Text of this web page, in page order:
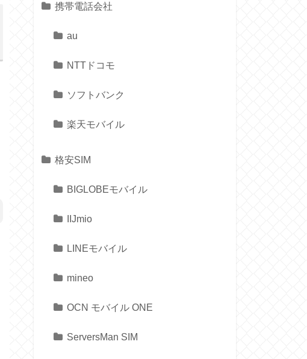
携帯電話会社
au
NTTドコモ
ソフトバンク
楽天モバイル
格安SIM
BIGLOBEモバイル
IIJmio
LINEモバイル
mineo
OCN モバイル ONE
ServersMan SIM